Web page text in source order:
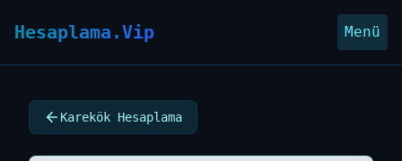
Hesaplama.Vip Menü
Karekök Hesaplama